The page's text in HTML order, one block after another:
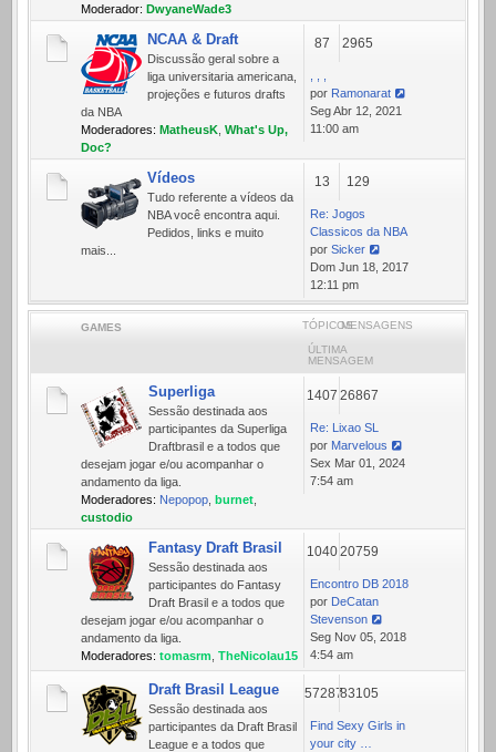
Moderador: DwyaneWade3
NCAA & Draft
Discussão geral sobre a
liga universitaria americana,
projeções e futuros drafts
da NBA
Moderadores: MatheusK What's Up,
Doc?
87 2965
por Ramonarat
Ver
última
Seg Abr 12, 2021
11:00 am
Vídeos
Tudo referente a ví­deos da
NBA você encontra aqui.
Pedidos, links e muito
mais...
13 129
Re: Jogos
Classicos da NBA
por Sicker
Ver
última
mensagem
Dom Jun 18, 2017
12:11 pm
GAMES TÓPICOSMENSAGENS
ÚLTIMA
MENSAGEM
Superliga
Sessão destinada aos
participantes da Superliga
Draftbrasil e a todos que
desejam jogar e/ou acompanhar o
andamento da liga.
Moderadores: Nepopop burnet
custodio
1407 26867
Re: Lixao SL
por Marvelous
Ver
última
Sex Mar 01, 2024
7:54 am
Fantasy Draft Brasil
Sessão destinada aos
participantes do Fantasy
Draft Brasil e a todos que
desejam jogar e/ou acompanhar o
andamento da liga.
Moderadores: tomasrm TheNicolau15
104020759
Encontro DB 2018
por DeCatan
Stevenson
Ver
última
mensagem
Seg Nov 05, 2018
4:54 am
Draft Brasil League
Sessão destinada aos
participantes da Draft Brasil
League e a todos que
5728783105
Find Sexy Girls in
your city …